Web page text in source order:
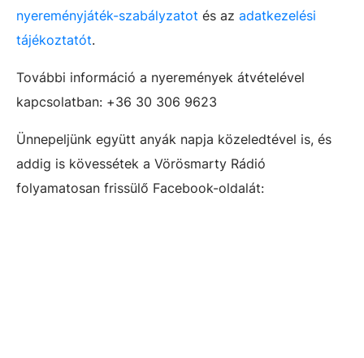
nyereményjáték-szabályzatot és az adatkezelési
tájékoztatót.
További információ a nyeremények átvételével
kapcsolatban: +36 30 306 9623
Ünnepeljünk együtt anyák napja közeledtével is, és
addig is kövessétek a Vörösmarty Rádió
folyamatosan frissülő Facebook-oldalát: